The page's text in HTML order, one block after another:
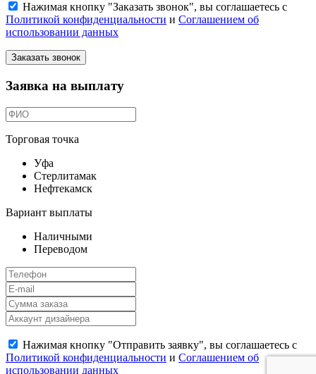
Нажимая кнопку "Заказать звонок", вы соглашаетесь с
Политикой конфиденциальности и Соглашением об
использовании данных
Заказать звонок
Заявка на выплату
Торговая точка
Уфа
Стерлитамак
Нефтекамск
Вариант выплаты
Наличными
Переводом
Нажимая кнопку "Отправить заявку", вы соглашаетесь с
Политикой конфиденциальности и Соглашением об
использовании данных